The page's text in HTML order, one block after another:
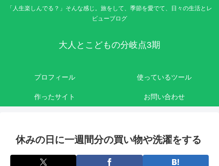
「人生楽しんでる？」そんな感じ。旅をして、季節を愛でて、日々の生活とレ
ビューブログ
大人とこどもの分岐点3期
プロフィール 使っているツール
作ったサイト お問い合わせ
休みの日に一週間分の買い物や洗濯をする